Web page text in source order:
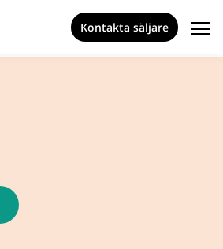
Kontakta säljare